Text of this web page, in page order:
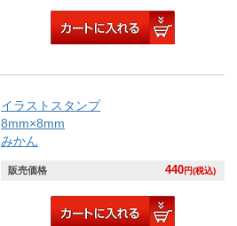
イラストスタンプ
8mm×8mm
みかん
販売価格 440円(税込)